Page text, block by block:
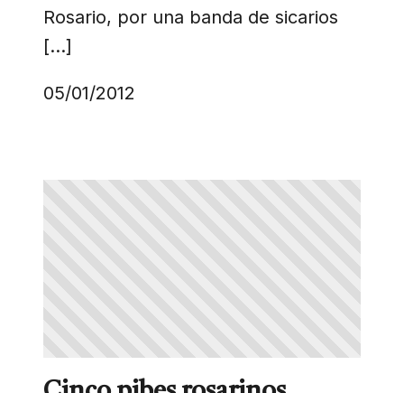
Rosario, por una banda de sicarios
[…]
05/01/2012